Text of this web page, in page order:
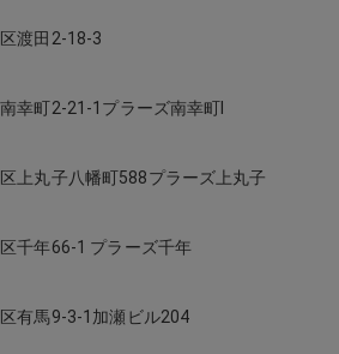
渡田2-18-3
幸町2-21-1プラーズ南幸町Ⅰ
上丸子八幡町588プラーズ上丸子
千年66-1 プラーズ千年
有馬9-3-1加瀬ビル204